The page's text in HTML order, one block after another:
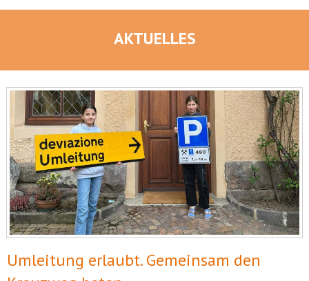
AKTUELLES
Umleitung erlaubt. Gemeinsam den